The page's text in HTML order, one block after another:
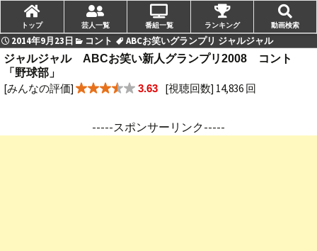
2014年9月23日 コント
ABCお笑いグランプリ ジャルジャル
ジャルジャル ABCお笑い新人グランプリ2008 コント
「野球部」
[みんなの評価] 3.63 [視聴回数] 14,836 回
-----スポンサーリンク-----
トップ 芸人一覧 番組一覧 ランキング 動画検索